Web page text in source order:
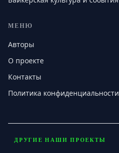
МЕНЮ
Авторы
О проекте
Контакты
Политика конфиденциальности
ДРУГИЕ НАШИ ПРОЕКТЫ